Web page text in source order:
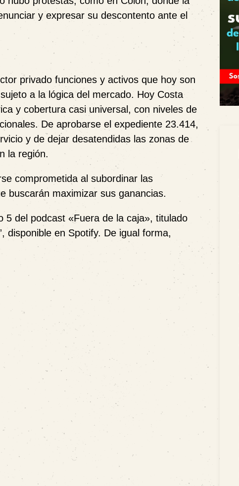
y expresar su descontento ante el
privado funciones y activos que hoy son
a la lógica del mercado. Hoy Costa
y cobertura casi universal, con niveles de
De aprobarse el expediente 23.414,
y de dejar desatendidas las zonas de
la región.
comprometida al subordinar las
buscarán maximizar sus ganancias.
5 del podcast «Fuera de la caja», titulado
disponible en Spotify. De igual forma,